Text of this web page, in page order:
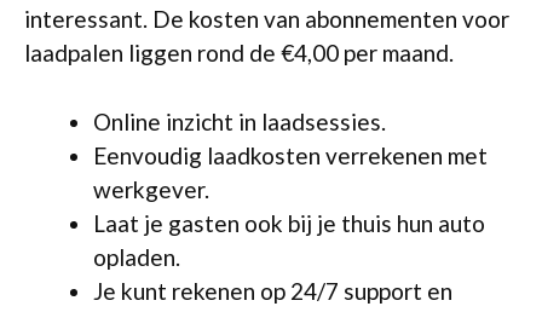
interessant. De kosten van abonnementen voor
laadpalen liggen rond de €4,00 per maand.
Online inzicht in laadsessies.
Eenvoudig laadkosten verrekenen met
werkgever.
Laat je gasten ook bij je thuis hun auto
opladen.
Je kunt rekenen op 24/7 support en